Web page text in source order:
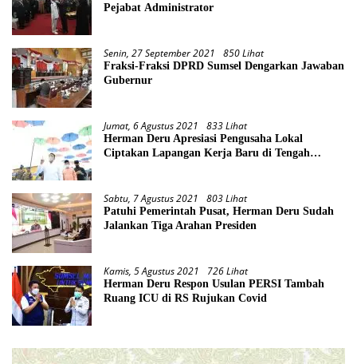
Pejabat Administrator
Senin, 27 September 2021 850 Lihat
Fraksi-Fraksi DPRD Sumsel Dengarkan Jawaban
Gubernur
Jumat, 6 Agustus 2021 833 Lihat
Herman Deru Apresiasi Pengusaha Lokal
Ciptakan Lapangan Kerja Baru di Tengah
Sabtu, 7 Agustus 2021 803 Lihat
Patuhi Pemerintah Pusat, Herman Deru Sudah
Jalankan Tiga Arahan Presiden
Kamis, 5 Agustus 2021 726 Lihat
Herman Deru Respon Usulan PERSI Tambah
Ruang ICU di RS Rujukan Covid